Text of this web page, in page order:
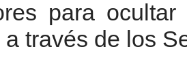
para
través de los